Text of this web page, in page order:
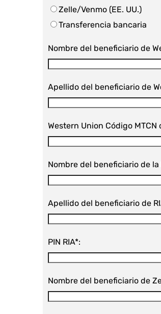
Zelle/Venmo (EE. UU.)
Transferencia bancaria
Nombre del beneficiario de
Apellido del beneficiario de
Western Union Código MTCN
Nombre del beneficiario de la
Apellido del beneficiario de
PIN RIA*:
Nombre del beneficiario de